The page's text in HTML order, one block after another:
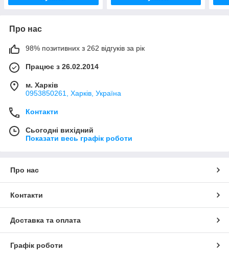
Про нас
98% позитивних з 262 відгуків за рік
Працює з 26.02.2014
м. Харків
0953850261, Харків, Україна
Контакти
Сьогодні вихідний
Показати весь графік роботи
Про нас
Контакти
Доставка та оплата
Графік роботи